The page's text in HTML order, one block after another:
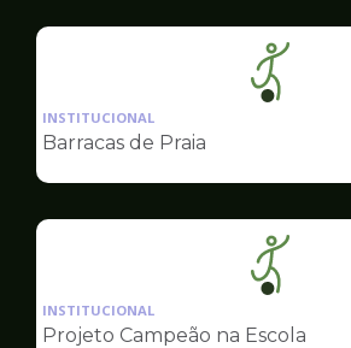
Ilustração
da
Esportes
INSTITUCIONAL
Barracas de Praia
Ilustração
da
pagina
INSTITUCIONAL
Projeto Campeão na Escola